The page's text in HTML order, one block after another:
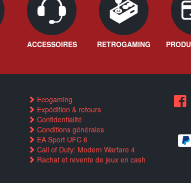
ACCESSOIRES RETROGAMING
Ecogaming
Expédition & retours
Confidentialité
Conditions générales
EA Sport UFC 6
Call of Duty: Modern Warfare 4
Rachat et revente de jeux en cash